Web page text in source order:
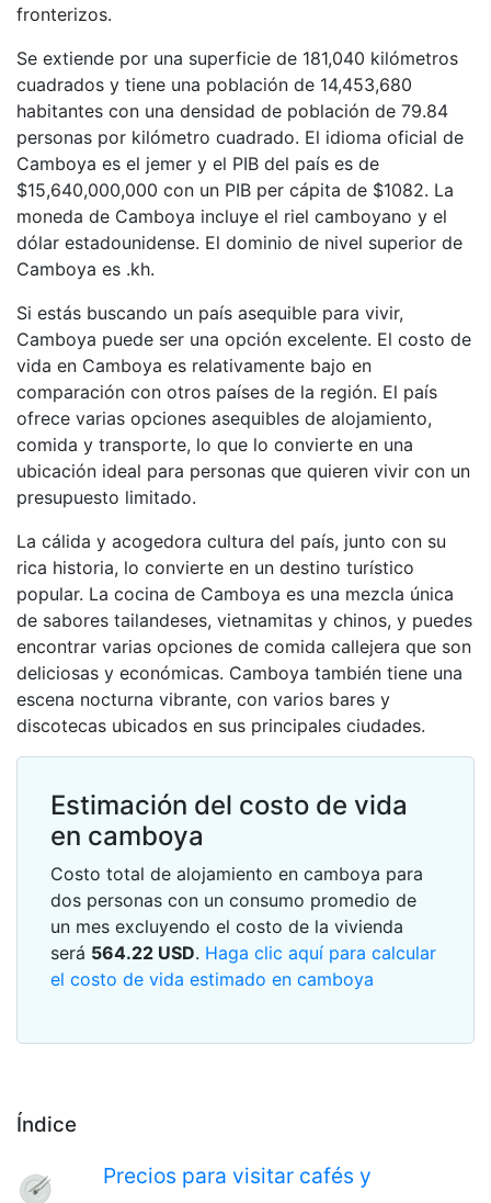
Índice
Precios para visitar cafés y
fronterizos.
Se extiende por una superficie de 181,040 kilómetros
cuadrados y tiene una población de 14,453,680
habitantes con una densidad de población de 79.84
personas por kilómetro cuadrado. El idioma oficial de
Camboya es el jemer y el PIB del país es de
$15,640,000,000 con un PIB per cápita de $1082. La
moneda de Camboya incluye el riel camboyano y el
dólar estadounidense. El dominio de nivel superior de
Camboya es .kh.
Si estás buscando un país asequible para vivir,
Camboya puede ser una opción excelente. El costo de
vida en Camboya es relativamente bajo en
comparación con otros países de la región. El país
ofrece varias opciones asequibles de alojamiento,
comida y transporte, lo que lo convierte en una
ubicación ideal para personas que quieren vivir con un
presupuesto limitado.
La cálida y acogedora cultura del país, junto con su
rica historia, lo convierte en un destino turístico
popular. La cocina de Camboya es una mezcla única
de sabores tailandeses, vietnamitas y chinos, y puedes
encontrar varias opciones de comida callejera que son
deliciosas y económicas. Camboya también tiene una
escena nocturna vibrante, con varios bares y
discotecas ubicados en sus principales ciudades.
Estimación del costo de vida
en camboya
Costo total de alojamiento en camboya para
dos personas con un consumo promedio de
un mes excluyendo el costo de la vivienda
será 564.22 USD. Haga clic aquí para calcular
el costo de vida estimado en camboya